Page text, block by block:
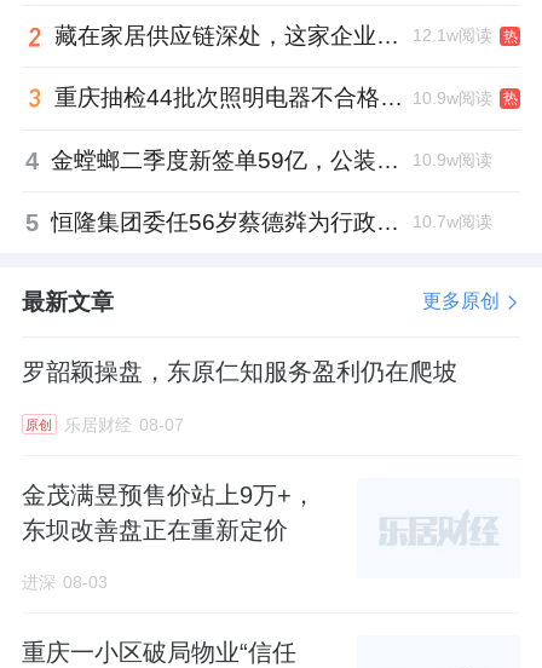
藏在家居供应链深处，这家企业正在悄悄转型 12.1w阅读 热
重庆抽检44批次照明电器不合格，木林森全资子公司被点名 10.9w阅读 热
4 金螳螂二季度新签单59亿，公装业务贡献逾八成 10.9w阅读
5 恒隆集团委任56岁蔡德粦为行政总裁、年薪2052万港元，曾任星巴克中国CEO 10.7w阅读
最新文章 更多原创
罗韶颖操盘，东原仁知服务盈利仍在爬坡
原创 乐居财经 08-07
金茂满昱预售价站上9万+，
东坝改善盘正在重新定价
进深 08-03
重庆一小区破局物业“信任